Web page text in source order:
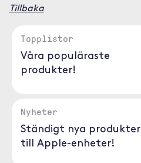
Tillbaka
Topplistor
Våra populäraste
produkter!
Nyheter
Ständigt nya produkter
till Apple-enheter!